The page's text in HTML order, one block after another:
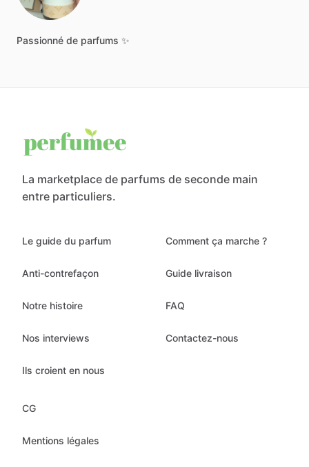
Passionné de parfums ✨
La marketplace de parfums de seconde main
entre particuliers.
Le guide du parfum
Anti-contrefaçon
Notre histoire
Nos interviews
Ils croient en nous
Comment ça marche ?
Guide livraison
FAQ
Contactez-nous
CG
Mentions légales